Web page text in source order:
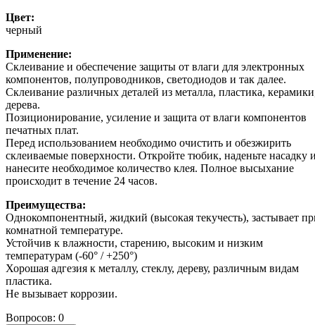
Цвет:
черный
Применение:
Склеивание и обеспечение защиты от влаги для электронных
компонентов, полупроводников, светодиодов и так далее.
Склеивание различных деталей из металла, пластика,
дерева.
Позиционирование, усиление и защита от влаги компонентов
печатных плат.
Перед использованием необходимо очистить и обезжирить
склеиваемые поверхности. Откройте тюбик, наденьте насадку
нанесите необходимое количество клея. Полное высыхание
происходит в течение 24 часов.
Преимущества:
Однокомпонентный, жидкий (высокая текучесть), застывает
комнатной температуре.
Устойчив к влажности, старению, высоким и низким
температурам (-60° / +250°)
Хорошая адгезия к металлу, стеклу, дереву, различным видам
пластика.
Не вызывает коррозии.
Вопросов: 0